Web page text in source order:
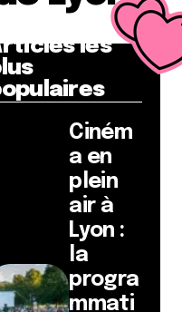
les
Ciném
a en
plein
air à
Lyon :
la
progra
mmati